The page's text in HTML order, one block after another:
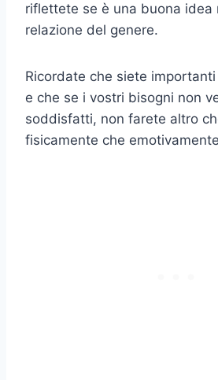
riflettete se è una buona idea
relazione del genere.
Ricordate che siete
e che se i vostri bisogni non
soddisfatti, non farete altro
fisicamente che